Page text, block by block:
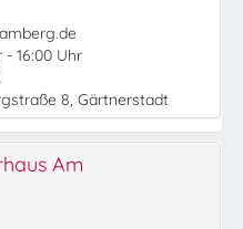
- 16:00 Uhr
8, Gärtnerstadt
Am